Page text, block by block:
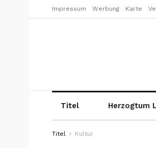
Impressum Werbung Karte
Titel Herzogtum
Titel Kultur